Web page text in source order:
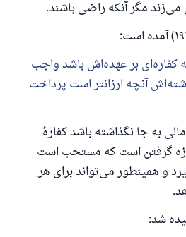
می‌زند مگر آنکه راضی باشند.
کفاره‌ای بر عهده‌اش باشد واجب
آنچه ارزانتر است پرداخت
به جا نگذاشته باشد کفارهٔ
گرفتن است که مستحب است
و همینطور می‌تواند برای هر
شد: